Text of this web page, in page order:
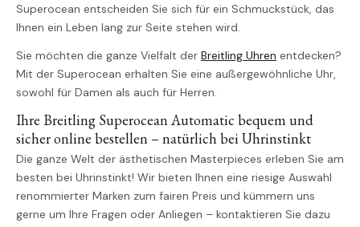
Superocean entscheiden Sie sich für ein Schmuckstück, das
Ihnen ein Leben lang zur Seite stehen wird.
Sie möchten die ganze Vielfalt der Breitling Uhren entdecken?
Mit der Superocean erhalten Sie eine außergewöhnliche Uhr,
sowohl für Damen als auch für Herren.
Ihre Breitling Superocean Automatic bequem und
sicher online bestellen – natürlich bei Uhrinstinkt
Die ganze Welt der ästhetischen Masterpieces erleben Sie am
besten bei Uhrinstinkt! Wir bieten Ihnen eine riesige Auswahl
renommierter Marken zum fairen Preis und kümmern uns
gerne um Ihre Fragen oder Anliegen – kontaktieren Sie dazu